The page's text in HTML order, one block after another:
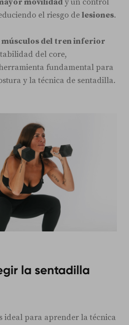
el riesgo delesiones.
músculos del tren inferior
del core,
fundamental para
y la técnica de sentadilla.
la sentadilla
ideal para aprender la técnica